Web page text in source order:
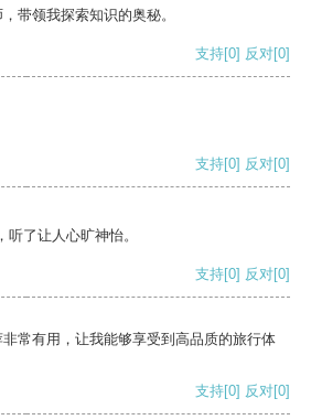
带领我探索知识的奥秘。
支持[0] 反对[0]
支持[0] 反对[0]
了让人心旷神怡。
支持[0] 反对[0]
常有用，让我能够享受到高品质的旅行体
支持[0] 反对[0]